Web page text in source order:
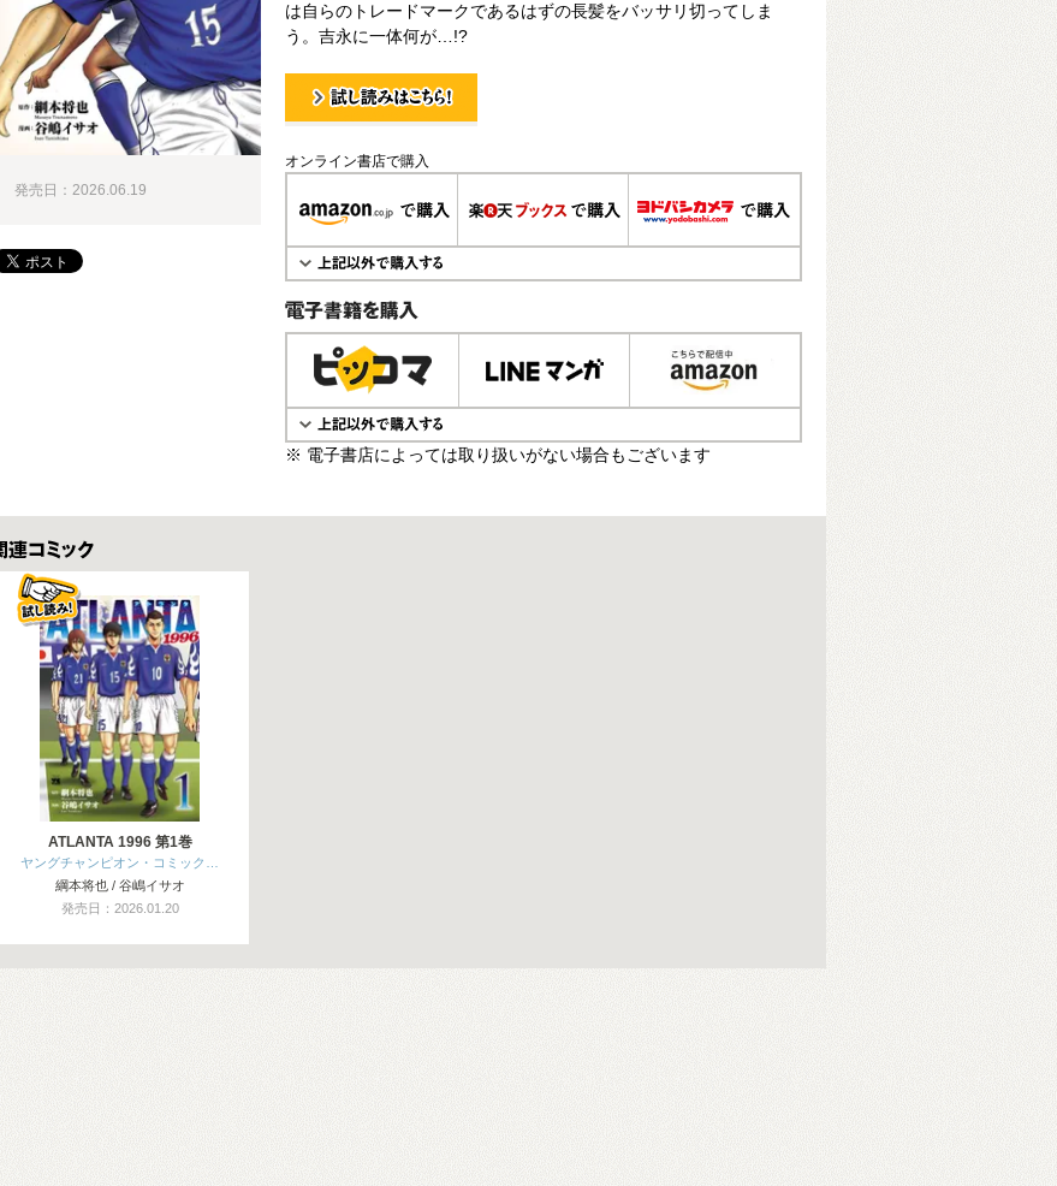
は自らのトレードマークであるはずの長髪をバッサリ切ってしま
う。吉永に一体何が…!?
オンライン書店で購入
電子書籍で購入
※ 電子書店によっては取り扱いがない場合もございます
発売日：2026.06.19
連コミックス
ATLANTA 1996 第1巻
ヤングチャンピオン・コミック…
綱本将也 / 谷嶋イサオ
発売日：2026.01.20